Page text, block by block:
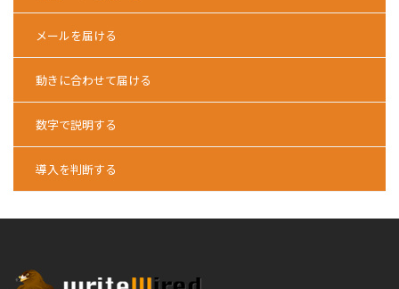
メールを届ける
動きに合わせて届ける
数字で説明する
導入を判断する